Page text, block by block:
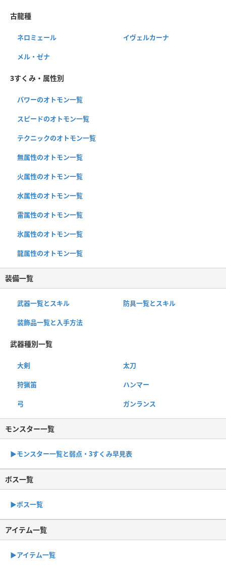
古龍種
ネロミェール イヴェルカーナ
メル・ゼナ
3すくみ・属性別
パワーのオトモン一覧
スピードのオトモン一覧
テクニックのオトモン一覧
無属性のオトモン一覧
火属性のオトモン一覧
水属性のオトモン一覧
雷属性のオトモン一覧
氷属性のオトモン一覧
龍属性のオトモン一覧
装備一覧
武器一覧とスキル 防具一覧とスキル
装飾品一覧と入手方法
武器種別一覧
大剣 太刀
狩猟笛 ハンマー
弓 ガンランス
モンスター一覧
▶︎モンスター一覧と弱点・3すくみ早見表
ボス一覧
▶︎ボス一覧
アイテム一覧
▶アイテム一覧